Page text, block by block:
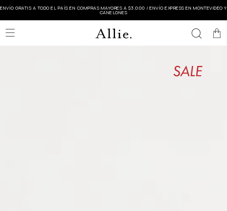
ENVÍO GRATIS A TODO EL PAÍS EN COMPRAS MAYORES A $3.000 / ENVÍO EXPRESS EN MONTEVIDEO Y
CANELONES
